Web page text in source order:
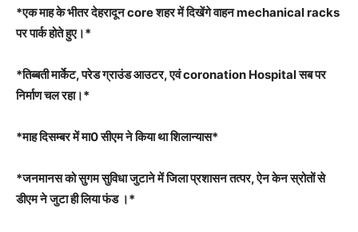
*एक माह के भीतर देहरादून core शहर में दिखेंगे वाहन mechanical racks
पर पार्क होते हुए।*
*तिब्बती मार्केट, परेड ग्राउंड आउटर, एवं coronation Hospital सब पर
निर्माण चल रहा।*
*माह दिसम्बर में मा0 सीएम ने किया था शिलान्यास*
*जनमानस को सुगम सुविधा जुटाने में जिला प्रशासन तत्पर, ऐन केन स्रोतों से
डीएम ने जुटा ही लिया फंड ।*